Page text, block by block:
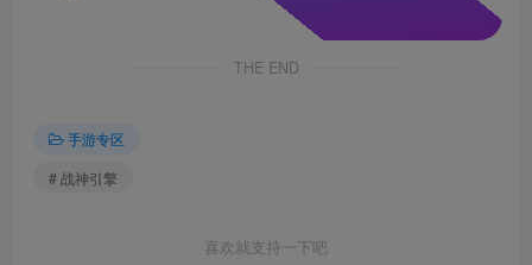
THE END
手游专区
# 战神引擎
喜欢就支持一下吧